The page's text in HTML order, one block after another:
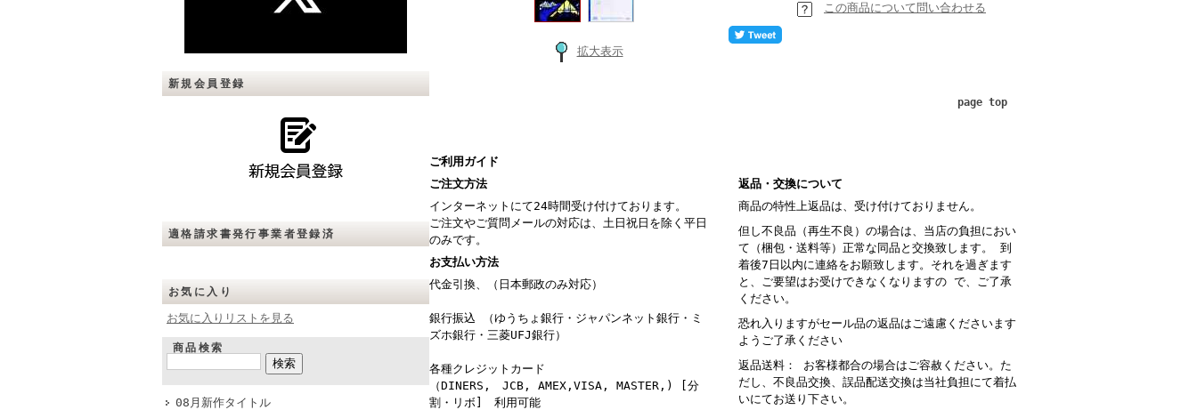
新規会員登録
適格請求書発行事業者登録済
お気に入り
お気に入りリストを見る
商品検索
08月新作タイトル
拡大表示
この商品について問い合わせる
page top
ご利用ガイド
ご注文方法
インターネットにて24時間受け付けております。
ご注文やご質問メールの対応は、土日祝日を除く平日
のみです。
お支払い方法
代金引換、（日本郵政のみ対応）
銀行振込 （ゆうちょ銀行・ジャパンネット銀行・ミ
ズホ銀行・三菱UFJ銀行）
各種クレジットカード
（DINERS, JCB, AMEX,VISA, MASTER,) [分
割・リボ] 利用可能
返品・交換について
商品の特性上返品は、受け付けておりません。
但し不良品（再生不良）の場合は、当店の負担におい
て（梱包・送料等）正常な同品と交換致します。 到
着後7日以内に連絡をお願致します。それを過ぎます
と、ご要望はお受けできなくなりますの で、ご了承
ください。
恐れ入りますがセール品の返品はご遠慮くださいます
ようご了承ください
返品送料： お客様都合の場合はご容赦ください。た
だし、不良品交換、誤品配送交換は当社負担にて着払
いにてお送り下さい。